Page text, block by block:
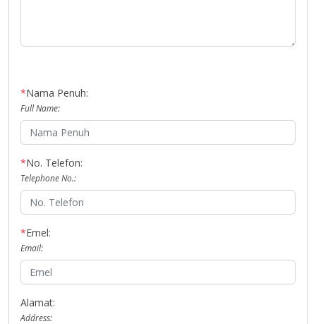
*Nama Penuh:
Full Name:
*No. Telefon:
Telephone No.:
*Emel:
Email:
Alamat:
Address: